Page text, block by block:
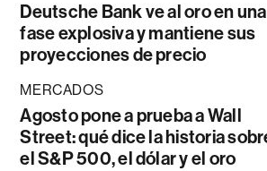
Deutsche Bank ve al oro en una
fase explosiva y mantiene sus
proyecciones de precio
MERCADOS
Agosto pone a prueba a Wall
Street: qué dice la historia
el S&P 500, el dólar y el oro